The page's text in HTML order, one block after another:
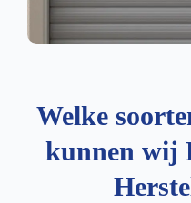
Welke
kunnen wij